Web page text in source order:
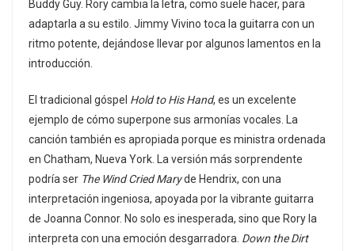
Buddy Guy. Rory cambia la letra, como suele hacer, para
adaptarla a su estilo. Jimmy Vivino toca la guitarra con un
ritmo potente, dejándose llevar por algunos lamentos en la
introducción.
El tradicional góspel Hold to His Hand, es un excelente
ejemplo de cómo superpone sus armonías vocales. La
canción también es apropiada porque es ministra ordenada
en Chatham, Nueva York. La versión más sorprendente
podría ser The Wind Cried Maryde Hendrix, con una
interpretación ingeniosa, apoyada por la vibrante guitarra
de Joanna Connor. No solo es inesperada, sino que Rory la
interpreta con una emoción desgarradora. Down the Dirt